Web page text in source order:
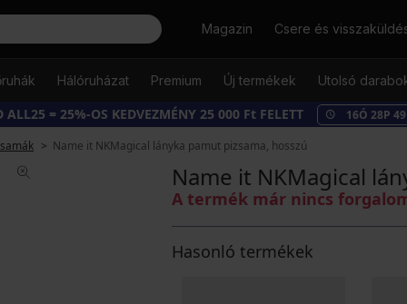
KeresésMagazin Csere és
Hálóruházat Premium Új termékek Utolsó
ALL25 = 25%-OS KEDVEZMÉNY 25 000 Ft FELETT 16Ó 28P 49
Name it NKMagical lányka pamut pizsama, hosszú
Name it NKMagical
A termék már nincs
Hasonló termékek